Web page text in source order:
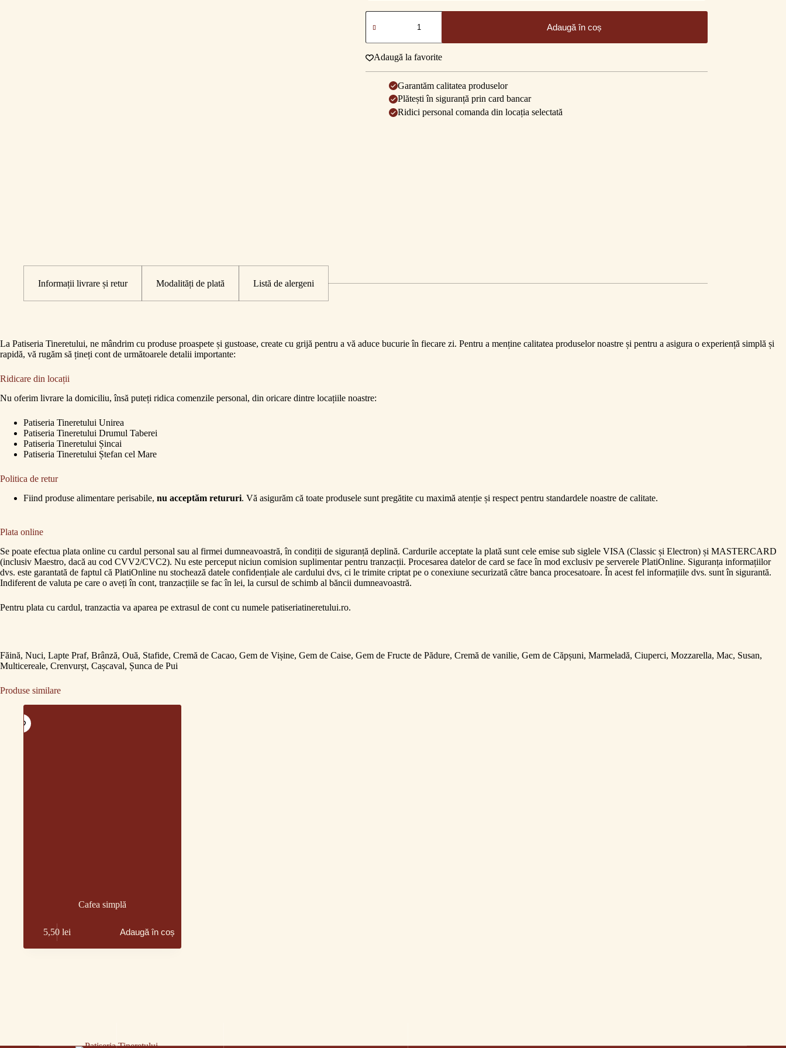
Cantitate
Cafea
lapte
proaspăt
Adaugă în coș
Adaugă la favorite
Garantăm calitatea produselor
Plătești în siguranță prin card bancar
Ridici personal comanda din locația selectată
Informații livrare și retur Modalități de plată Listă de alergeni
La Patiseria Tineretului, ne mândrim cu produse proaspete și gustoase, create cu grijă pentru a vă aduce bucurie în fiecare zi. Pentru a menține calitatea produselor noastre și pentru a asigura o experiență simplă și
rapidă, vă rugăm să țineți cont de următoarele detalii importante:
Ridicare din locații
Nu oferim livrare la domiciliu, însă puteți ridica comenzile personal, din oricare dintre locațiile noastre:
Patiseria Tineretului Unirea
Patiseria Tineretului Drumul Taberei
Patiseria Tineretului Șincai
Patiseria Tineretului Ștefan cel Mare
Politica de retur
Fiind produse alimentare perisabile, nu acceptăm retururi. Vă asigurăm că toate produsele sunt pregătite cu maximă atenție și respect pentru standardele noastre de calitate.
Plata online
Se poate efectua plata online cu cardul personal sau al firmei dumneavoastră, în condiții de siguranță deplină. Cardurile acceptate la plată sunt cele emise sub siglele VISA (Classic și Electron) și MASTERCARD
(inclusiv Maestro, dacă au cod CVV2/CVC2). Nu este perceput niciun comision suplimentar pentru tranzacții. Procesarea datelor de card se face în mod exclusiv pe serverele PlatiOnline. Siguranța informațiilor
dvs. este garantată de faptul că PlatiOnline nu stochează datele confidențiale ale cardului dvs, ci le trimite criptat pe o conexiune securizată către banca procesatoare. În acest fel informațiile dvs. sunt în sigurantă.
Indiferent de valuta pe care o aveți în cont, tranzacțiile se fac în lei, la cursul de schimb al băncii dumneavoastră.
Pentru plata cu cardul, tranzactia va aparea pe extrasul de cont cu numele patiseriatineretului.ro.
Făină, Nuci, Lapte Praf, Brânză, Ouă, Stafide, Cremă de Cacao, Gem de Vișine, Gem de Caise, Gem de Fructe de Pădure, Cremă de vanilie, Gem de Căpșuni, Marmeladă, Ciuperci, Mozzarella, Mac, Susan,
Multicereale, Crenvurșt, Cașcaval, Șunca de Pui
Produse similare
Cafea simplă
5,50lei Adaugă în coș
Anulează Salvează